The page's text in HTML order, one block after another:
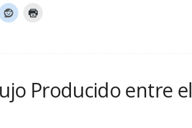
Producido entre el